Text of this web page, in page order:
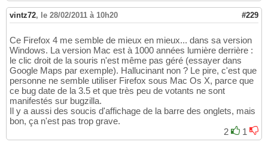
vintz72, le 28/02/2011 à 10h20 #229
Ce Firefox 4 me semble de mieux en mieux... dans sa version
Windows. La version Mac est à 1000 années lumière derrière :
le clic droit de la souris n'est même pas géré (essayer dans
Google Maps par exemple). Hallucinant non ? Le pire, c'est que
personne ne semble utiliser Firefox sous Mac Os X, parce que
ce bug date de la 3.5 et que très peu de votants ne sont
manifestés sur bugzilla.
Il y a aussi des soucis d'affichage de la barre des onglets, mais
bon, ça n'est pas trop grave.
2
1